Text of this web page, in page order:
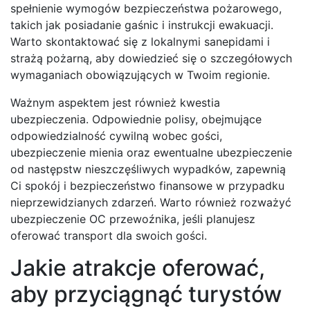
spełnienie wymogów bezpieczeństwa pożarowego,
takich jak posiadanie gaśnic i instrukcji ewakuacji.
Warto skontaktować się z lokalnymi sanepidami i
strażą pożarną, aby dowiedzieć się o szczegółowych
wymaganiach obowiązujących w Twoim regionie.
Ważnym aspektem jest również kwestia
ubezpieczenia. Odpowiednie polisy, obejmujące
odpowiedzialność cywilną wobec gości,
ubezpieczenie mienia oraz ewentualne ubezpieczenie
od następstw nieszczęśliwych wypadków, zapewnią
Ci spokój i bezpieczeństwo finansowe w przypadku
nieprzewidzianych zdarzeń. Warto również rozważyć
ubezpieczenie OC przewoźnika, jeśli planujesz
oferować transport dla swoich gości.
Jakie atrakcje oferować,
aby przyciągnąć turystów